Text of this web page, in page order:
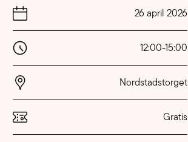
26 april 2026
12:00-15:00
Nordstadstorget
Gratis